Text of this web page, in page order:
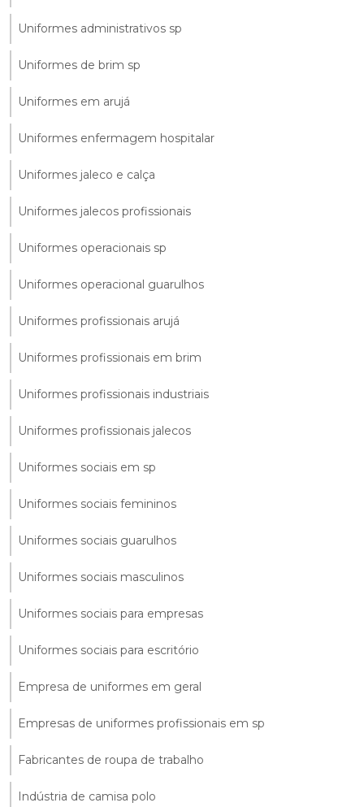
Uniformes administrativos sp
Uniformes de brim sp
Uniformes em arujá
Uniformes enfermagem hospitalar
Uniformes jaleco e calça
Uniformes jalecos profissionais
Uniformes operacionais sp
Uniformes operacional guarulhos
Uniformes profissionais arujá
Uniformes profissionais em brim
Uniformes profissionais industriais
Uniformes profissionais jalecos
Uniformes sociais em sp
Uniformes sociais femininos
Uniformes sociais guarulhos
Uniformes sociais masculinos
Uniformes sociais para empresas
Uniformes sociais para escritório
Empresa de uniformes em geral
Empresas de uniformes profissionais em sp
Fabricantes de roupa de trabalho
Indústria de camisa polo